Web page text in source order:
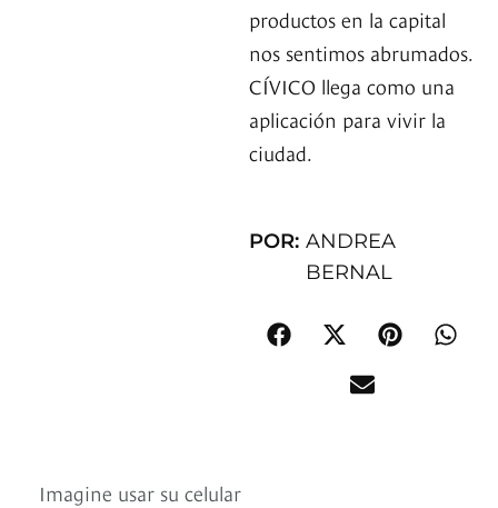
productos en la capital
nos sentimos abrumados.
CÍVICO llega como una
aplicación para vivir la
ciudad.
POR: ANDREA
BERNAL
Imagine usar su celular